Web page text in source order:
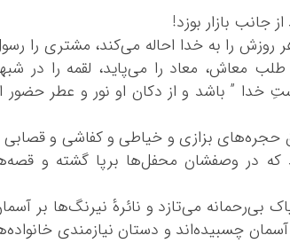
زنجان
سمنان
سیستان و
قزوین
قم
کرمان
جانب بازار بوزد!
روزش را به خدا احاله می‌کند، مشتری را
معاش، معاد را می‌پاید، لقمه را در
” باشد و از دکان او نور و عطر حضور
حجره‌های بزازی و خیاطی و کفاشی و
که در وصفشان محفل‌ها برپا گشته و
می‌تازد و نائرهٔ نیرنگ‌ها بر
چسبیده‌اند و دستان نیازمندی